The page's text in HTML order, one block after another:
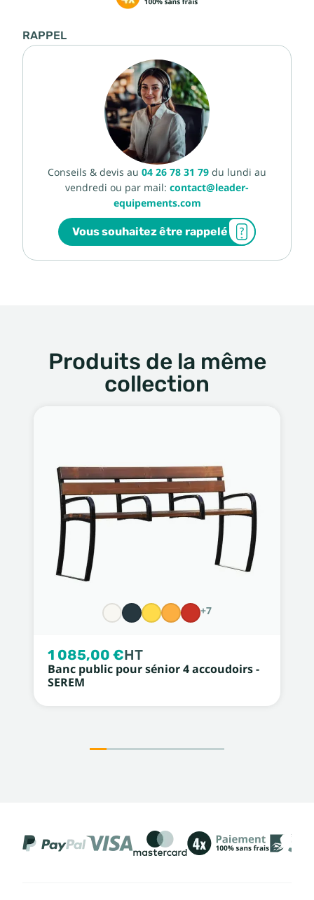
RAPPEL
Conseils & devis au 04 26 78 31 79 du lundi au
vendredi ou par mail: contact@leader-
equipements.com
Vous souhaitez être rappelé
Produits de la même
collection
+7
1 085,00 €HT
Banc public pour sénior 4 accoudoirs -
SEREM